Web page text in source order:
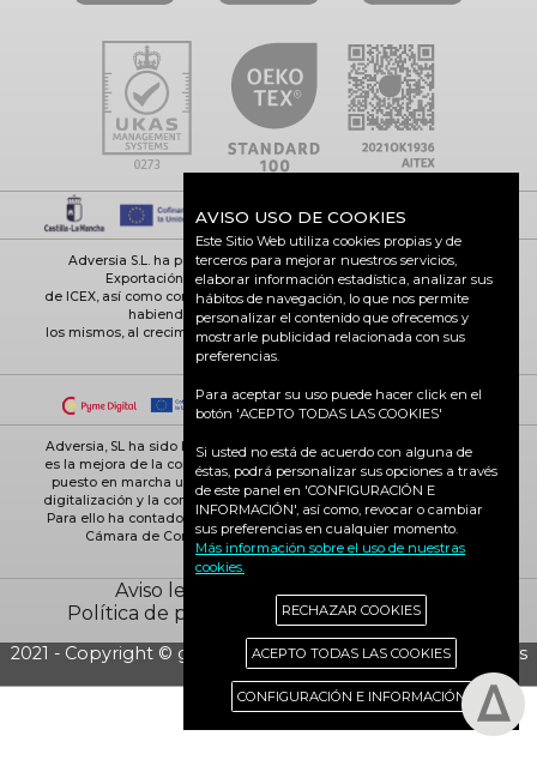
Adversia S.L. ha participado en el Programa de Iniciación a la
Exportación ICEX-Next, y ha contado con el apoyo
de ICEX, así como con la cofinanciación de Fondos europeos FEDER,
habiendo contribuido según la medida de
los mismos, al crecimiento económico de esta empresa, su región y
de España en su conjunto
Adversia, SL ha sido beneficiaria de Fondos Europeos, cuyo objetivo
es la mejora de la competitividad de las PYMES, y gracias al cual ha
puesto en marcha un Plan de Acción con el objetivo de reforzar la
digitalización y la competitividad de las pymes durante el año 2025.
Para ello ha contado con el apoyo del Programa Pyme Digital de la
Cámara de Comercio de Ciudad Real. #EuropaSeSiente
Aviso legal
Política de cookies
Política de privacidad
Ciudad Real activa
2021 - Copyright © grupo Adversia S.L. - Todos los derechos
reservados
AVISO USO DE COOKIES
Este Sitio Web utiliza cookies propias y de
terceros para mejorar nuestros servicios,
elaborar información estadística, analizar sus
hábitos de navegación, lo que nos permite
personalizar el contenido que ofrecemos y
mostrarle publicidad relacionada con sus
preferencias.
Para aceptar su uso puede hacer click en el
botón 'ACEPTO TODAS LAS COOKIES'
Si usted no está de acuerdo con alguna de
éstas, podrá personalizar sus opciones a través
de este panel en 'CONFIGURACIÓN E
INFORMACIÓN', así como, revocar o cambiar
sus preferencias en cualquier momento.
Más información sobre el uso de nuestras
cookies.
RECHAZAR COOKIES
ACEPTO TODAS LAS COOKIES
CONFIGURACIÓN E INFORMACIÓN